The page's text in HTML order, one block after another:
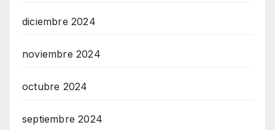
diciembre 2024
noviembre 2024
octubre 2024
septiembre 2024